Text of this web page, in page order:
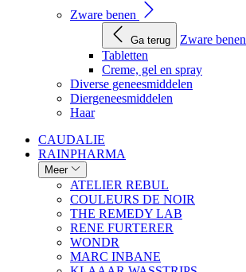
Zware benen
Ga terug
Zware benen
Tabletten
Creme, gel en spray
Diverse geneesmiddelen
Diergeneesmiddelen
Haar
CAUDALIE
RAINPHARMA
Meer
ATELIER REBUL
COULEURS DE NOIR
THE REMEDY LAB
RENE FURTERER
WONDR
MARC INBANE